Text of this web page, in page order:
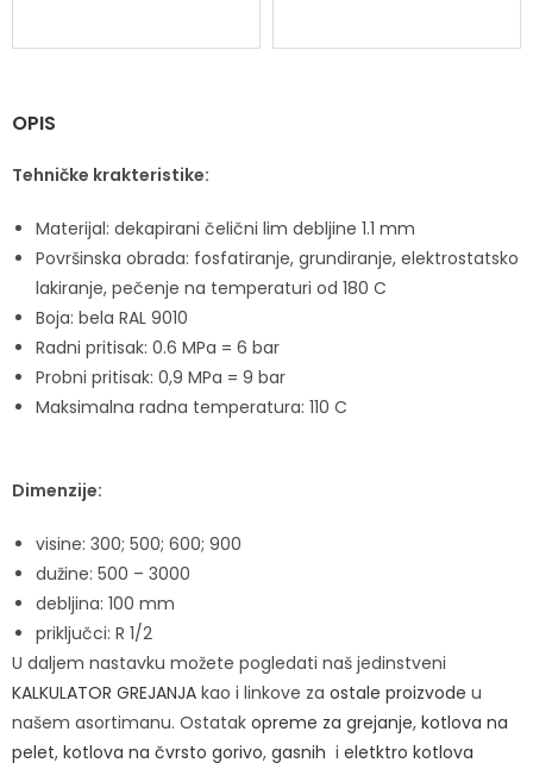
OPIS
Tehničke krakteristike:
Materijal: dekapirani čelični lim debljine 1.1 mm
Površinska obrada: fosfatiranje, grundiranje, elektrostatsko
lakiranje, pečenje na temperaturi od 180 C
Boja: bela RAL 9010
Radni pritisak: 0.6 MPa = 6 bar
Probni pritisak: 0,9 MPa = 9 bar
Maksimalna radna temperatura: 110 C
Dimenzije:
visine: 300; 500; 600; 900
dužine: 500 – 3000
debljina: 100 mm
priključci: R 1/2
U daljem nastavku možete pogledati naš jedinstveni
KALKULATOR GREJANJA kao i linkove za ostale proizvode u
našem asortimanu. Ostatak opreme za grejanje, kotlova na
pelet, kotlova na čvrsto gorivo, gasnih i eletktro kotlova